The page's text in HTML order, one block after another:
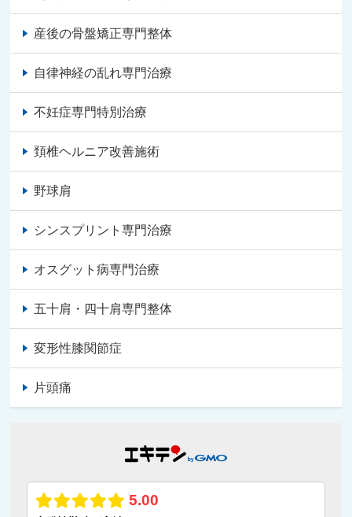
産後の骨盤矯正専門整体
自律神経の乱れ専門治療
不妊症専門特別治療
頚椎ヘルニア改善施術
野球肩
シンスプリント専門治療
オスグット病専門治療
五十肩・四十肩専門整体
変形性膝関節症
片頭痛